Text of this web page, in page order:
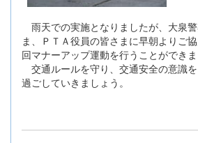
雨天での実施となりましたが、大泉
ま、ＰＴＡ役員の皆さまに早朝よりご
回マナーアップ運動を行うことができま
交通ルールを守り、交通安全の意識
過ごしていきましょう。